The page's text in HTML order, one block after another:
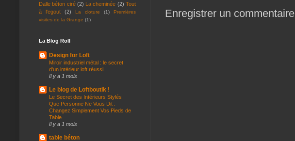
Enregistrer un commentaire
Dalle béton ciré (2) La cheminée (2) Tout
à l'egout
(2) La cloture (1)
Premières
visites de la Grange (1)
La Blog Roll
Design for Loft
Miroir industriel métal : le secret
d'un intérieur loft réussi
Il y a 1 mois
Le blog de Loftboutik !
Le Secret des Intérieurs Stylés
Que Personne Ne Vous Dit :
Changez Simplement Vos Pieds de
Table
Il y a 1 mois
table béton